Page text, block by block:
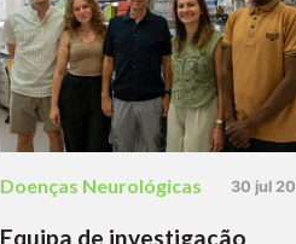
Doenças Neurológicas 30 jul
Equipa de investigação